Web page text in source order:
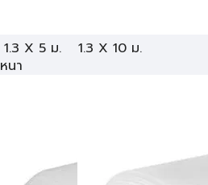
1.3 X 5 ม.
1.3 X 10 ม.
หนา